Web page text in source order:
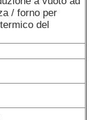
/ forno per
del